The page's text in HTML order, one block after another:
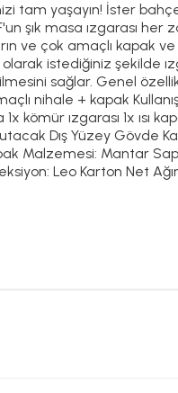
tam yaşayın! İster
şık masa ızgarası her
ve çok amaçlı kapak
istediğiniz şekilde
sağlar. Genel
nihale + kapak
ızgarası 1x ısı
Dış Yüzey Gövde
Malzemesi: Mantar Sap
Leo Karton Net